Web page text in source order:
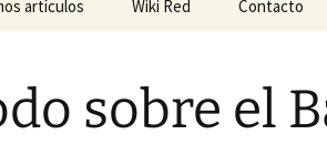
artículos Wiki Red Contacto
sobre el